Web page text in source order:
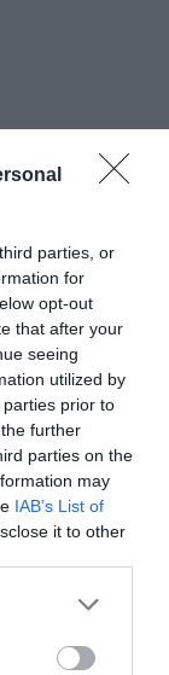
parties, or
for
opt-out
that after your
seeing
utilized by
prior to
further
parties on the
may
IAB’s List of
it to other
more Google
may click to